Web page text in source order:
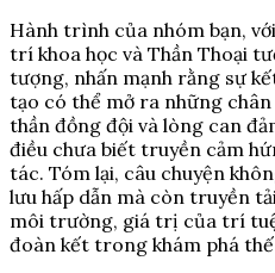
Hành trình của nhóm bạn,
trí khoa học và Thần Thoại
tượng, nhấn mạnh rằng sự
tạo có thể mở ra những
thần đồng đội và lòng can
điều chưa biết truyền cảm
tác. Tóm lại, câu chuyện
lưu hấp dẫn mà còn truyền
môi trường, giá trị của trí
đoàn kết trong khám phá